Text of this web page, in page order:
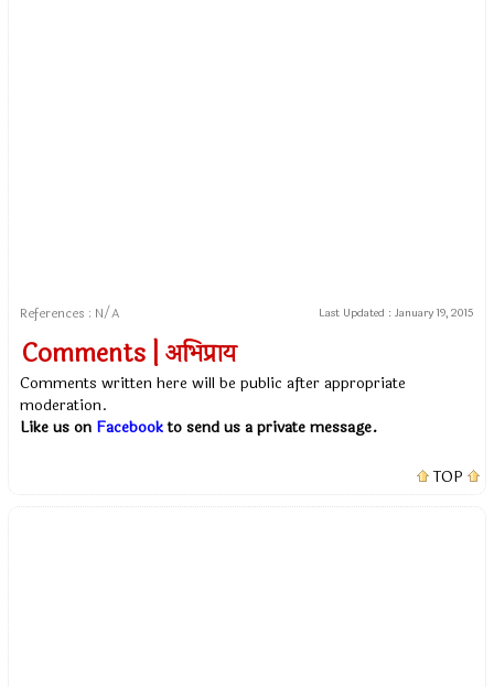
References : N/A Last Updated : January 19, 2015
Comments | अभिप्राय
Comments written here will be public after appropriate
moderation.
Like us on Facebookto send us a private message.
TOP